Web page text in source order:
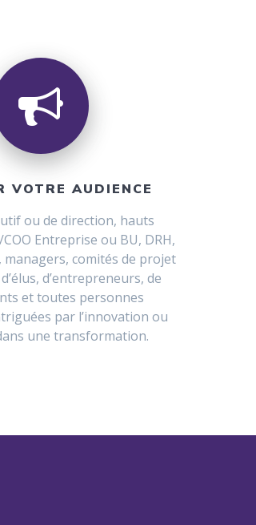
VOTRE AUDIENCE
ou de direction, hauts
Entreprise ou BU, DRH,
managers, comités de projet
d’entrepreneurs, de
et toutes personnes
par l’innovation ou
une transformation.